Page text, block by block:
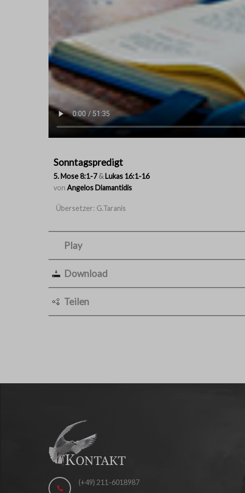
Sonntagspredigt
5. Mose 8:1-7& Lukas 16:1-16
von Angelos Diamantidis
Übersetzer: G.Taranis
Play
Download
Teilen
(+49) 211-6018987